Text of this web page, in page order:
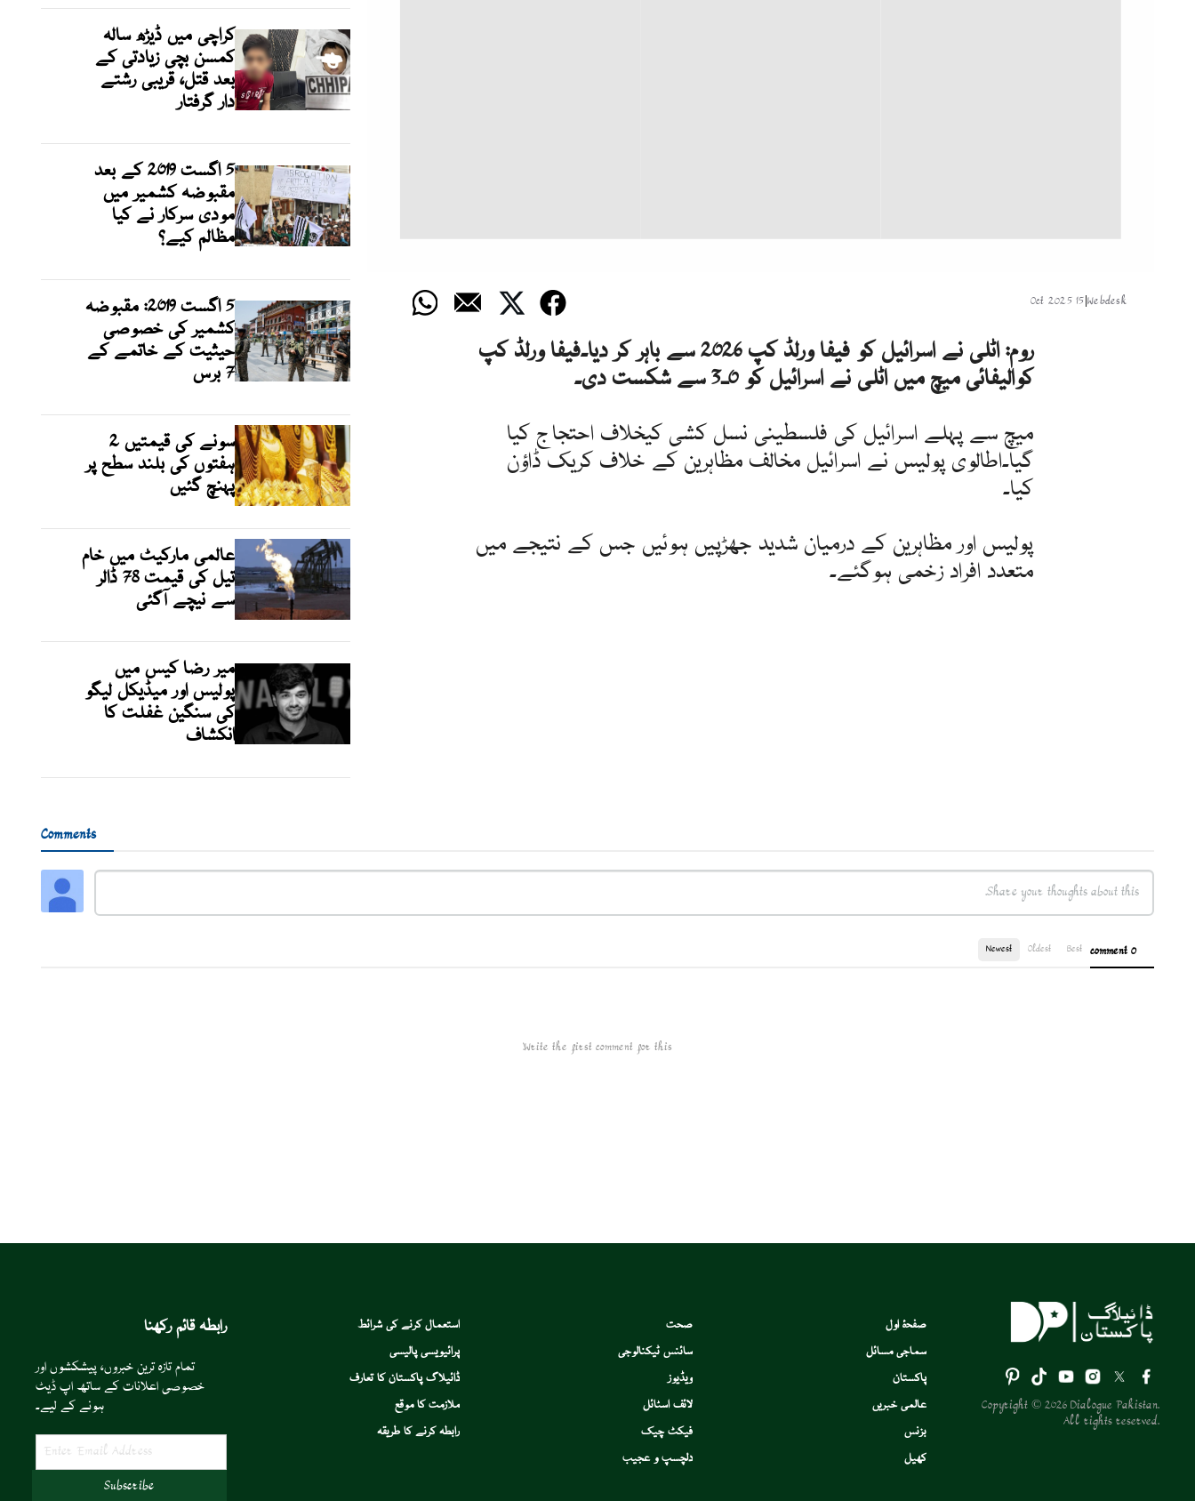
Webdesk
|
15 Oct 2025
روم: اٹلی نے اسرائیل کو فیفا ورلڈ کپ 2026 سے باہر کر دیا۔فیفا ورلڈ کپ
کوالیفائی میچ میں اٹلی نے اسرائیل کو 0ـ3 سے شکست دی۔
میچ سے پہلے اسرائیل کی فلسطینی نسل کشی کیخلاف احتجاج کیا
گیا۔اطالوی پولیس نے اسرائیل مخالف مظاہرین کے خلاف کریک ڈاؤن
کیا۔
پولیس اور مظاہرین کے درمیان شدید جھڑپیں ہوئیں جس کے نتیجے میں
متعدد افراد زخمی ہوگئے۔
کراچی میں ڈیڑھ سالہ
کمسن بچی زیادتی کے
بعد قتل، قریبی رشتے
دار گرفتار
5 اگست 2019 کے بعد
مقبوضہ کشمیر میں
مودی سرکار نے کیا
مظالم کیے؟
5 اگست 2019: مقبوضہ
کشمیر کی خصوصی
حیثیت کے خاتمے کے
7 برس
سونے کی قیمتیں 2
ہفتوں کی بلند سطح پر
پہنچ گئیں
عالمی مارکیٹ میں خام
تیل کی قیمت 78 ڈالر
سے نیچے آگئی
میر رضا کیس میں
پولیس اور میڈیکل لیگو
کی سنگین غفلت کا
انکشاف
Comments
0 comment
Best
Oldest
Newest
Write the first comment for this!
Copyright © 2026 Dialogue Pakistan.
All rights reserved.
صفحۂ اول
سماجی مسائل
پاکستان
عالمی خبریں
بزنس
کھیل
صحت
سائنس ٹیکنالوجی
ویڈیوز
لائف اسٹائل
فیکٹ چیک
دلچسپ و عجیب
استعمال کرنے کی شرائط
پرائیویسی پالیسی
ڈائیلاگ پاکستان کا تعارف
ملازمت کا موقع
رابطہ کرنے کا طریقہ
رابطہ قائم رکھنا
تمام تازہ ترین خبروں، پیشکشوں اور
خصوصی اعلانات کے ساتھ اپ ڈیٹ
ہونے کے لیے۔